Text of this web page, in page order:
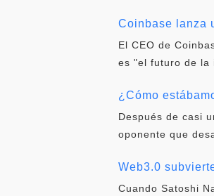
Coinbase lanza
El CEO de
es "el futuro de la
¿Cómo
Después de casi
oponente que
Web3.0
Cuando Satoshi